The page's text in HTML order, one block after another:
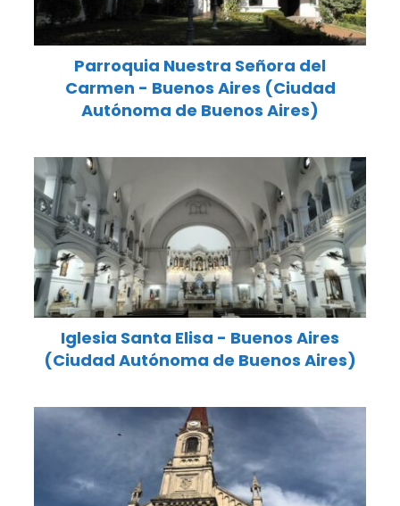
Parroquia Nuestra Señora del
Carmen - Buenos Aires (Ciudad
Autónoma de Buenos Aires)
Iglesia Santa Elisa - Buenos Aires
(Ciudad Autónoma de Buenos Aires)